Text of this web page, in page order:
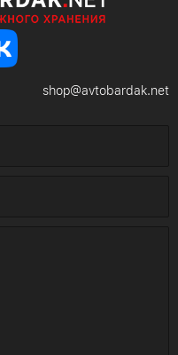
shop@avtobardak.net